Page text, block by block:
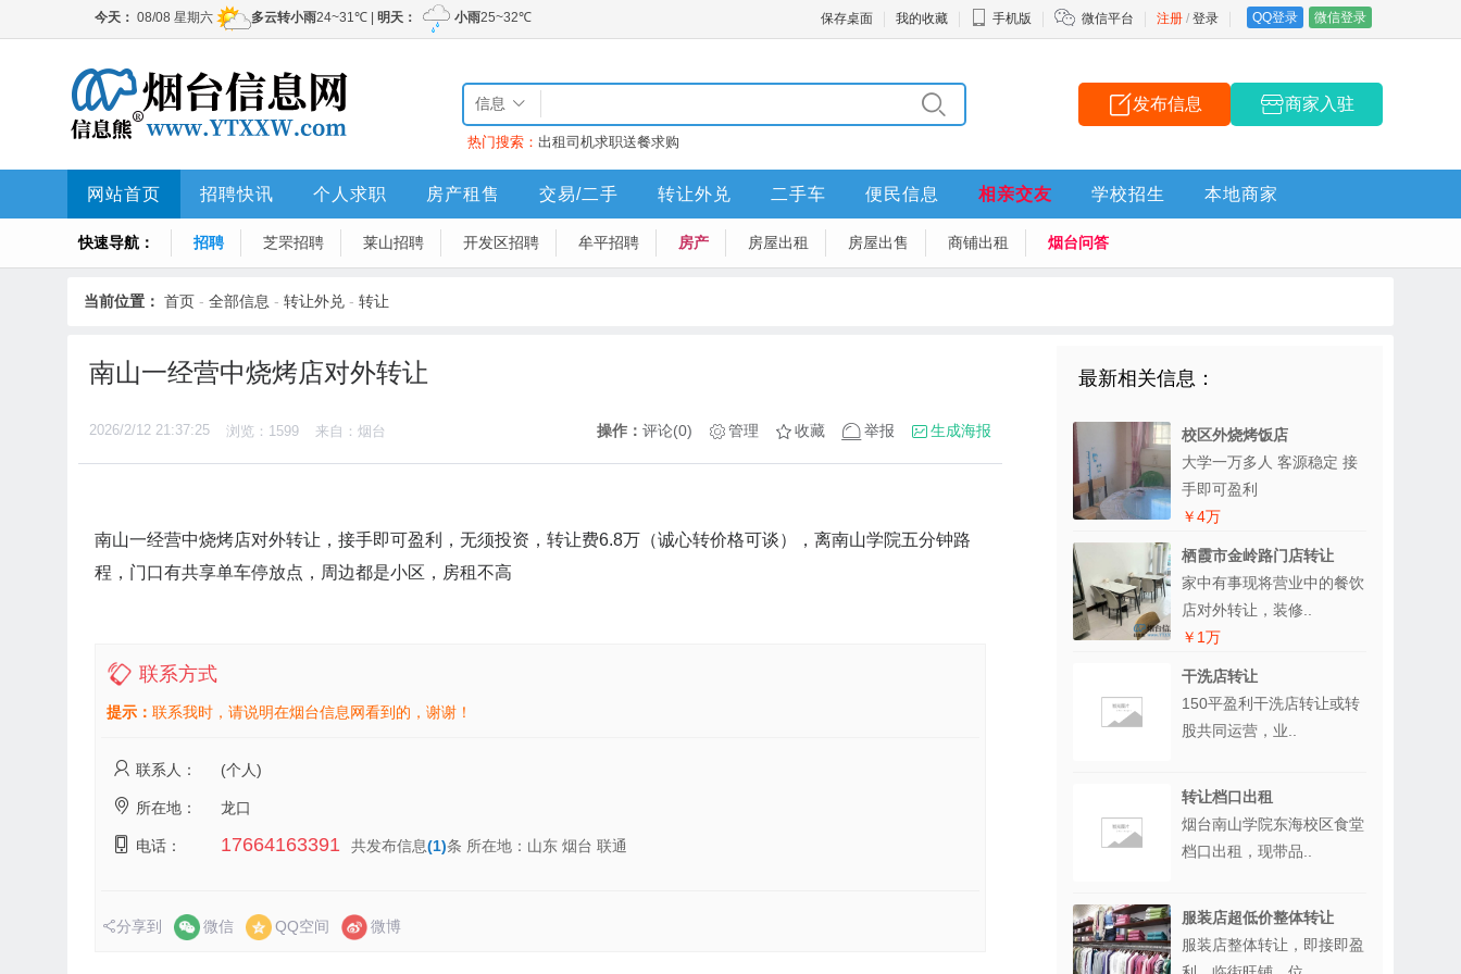
注册 / 登录 QQ登录 微信登录
保存桌面 我的收藏 手机版 微信平台
信息
热门搜索： 出租司机求职送餐求购
发布信息 商家入驻
网站首页 招聘快讯 个人求职 房产租售 交易/二手 转让外兑 二手车 便民信息 相亲交友 学校招生 本地商家
快速导航： 招聘 芝罘招聘 莱山招聘 开发区招聘 牟平招聘 房产 房屋出租 房屋出售 商铺出租 烟台问答
当前位置： 首页 - 全部信息 - 转让外兑 - 转让
南山一经营中烧烤店对外转让
2026/2/12 21:37:25 浏览：1599 来自：烟台 操作： 评论(0) 管理 收藏 举报 生成海报
南山一经营中烧烤店对外转让，接手即可盈利，无须投资，转让费6.8万（诚心转价格可谈），离南山学院五分钟路
程，门口有共享单车停放点，周边都是小区，房租不高
联系方式
提示： 联系我时，请说明在烟台信息网看到的，谢谢！
联系人： (个人)
所在地： 龙口
电话： 17664163391 共发布信息(1)条 所在地：山东 烟台 联通
分享到 微信 QQ空间 微博
最新相关信息：
校区外烧烤饭店
大学一万多人 客源稳定 接
手即可盈利
￥4万
栖霞市金岭路门店转让
家中有事现将营业中的餐饮
店对外转让，装修..
￥1万
干洗店转让
150平盈利干洗店转让或转
股共同运营，业..
转让档口出租
烟台南山学院东海校区食堂
档口出租，现带品..
服装店超低价整体转让
服装店整体转让，即接即盈